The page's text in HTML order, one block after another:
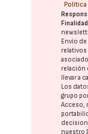
Envío
relativos
relación
llevar a
Los
grupo
Acceso,
nuestro